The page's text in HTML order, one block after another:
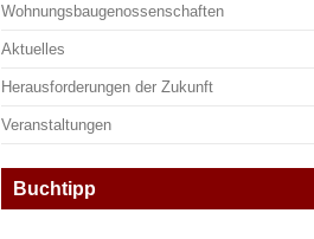
Wohnungsbaugenossenschaften
Aktuelles
Herausforderungen der Zukunft
Veranstaltungen
Buchtipp